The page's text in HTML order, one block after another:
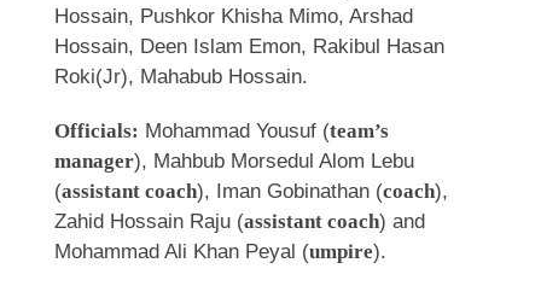
Hossain, Pushkor Khisha Mimo, Arshad
Hossain, Deen Islam Emon, Rakibul Hasan
Roki(Jr), Mahabub Hossain.
Officials: Mohammad Yousuf (team’s
manager), Mahbub Morsedul Alom Lebu
(assistant coach), Iman Gobinathan (coach),
Zahid Hossain Raju (assistant coach) and
Mohammad Ali Khan Peyal (umpire).